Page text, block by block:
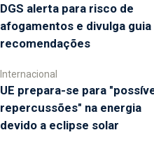
DGS alerta para risco de
afogamentos e divulga
recomendações
Internacional
UE prepara-se para
repercussões" na energia
devido a eclipse solar